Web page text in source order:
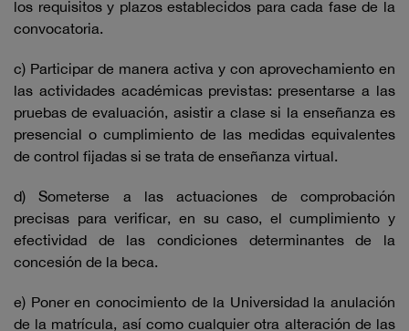
los requisitos y plazos establecidos para cada fase de la
convocatoria.
c) Participar de manera activa y con aprovechamiento en
las actividades académicas previstas: presentarse a las
pruebas de evaluación, asistir a clase si la enseñanza es
presencial o cumplimiento de las medidas equivalentes
de control fijadas si se trata de enseñanza virtual.
d) Someterse a las actuaciones de comprobación
precisas para verificar, en su caso, el cumplimiento y
efectividad de las condiciones determinantes de la
concesión de la beca.
e) Poner en conocimiento de la Universidad la anulación
de la matrícula, así como cualquier otra alteración de las